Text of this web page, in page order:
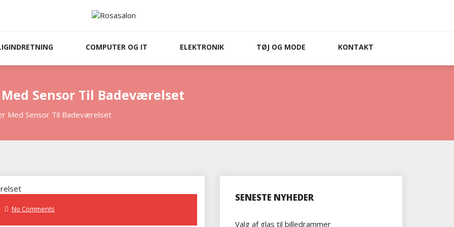
COMPUTER OG IT ELEKTRONIK TØJ OG MODE KONTAKT
Sensor Til Badeværelset
Med Sensor Til Badeværelset
No Comments
SENESTE NYHEDER
Valg af glas til billedrammer